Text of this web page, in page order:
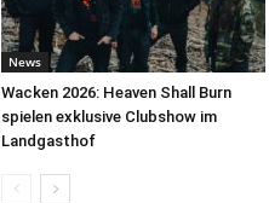
News
Wacken 2026: Heaven Shall Burn
spielen exklusive Clubshow im
Landgasthof